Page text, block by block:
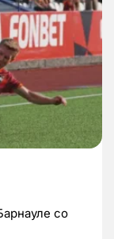
со